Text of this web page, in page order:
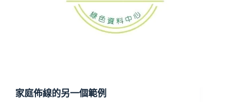
家庭佈線的另一個範例